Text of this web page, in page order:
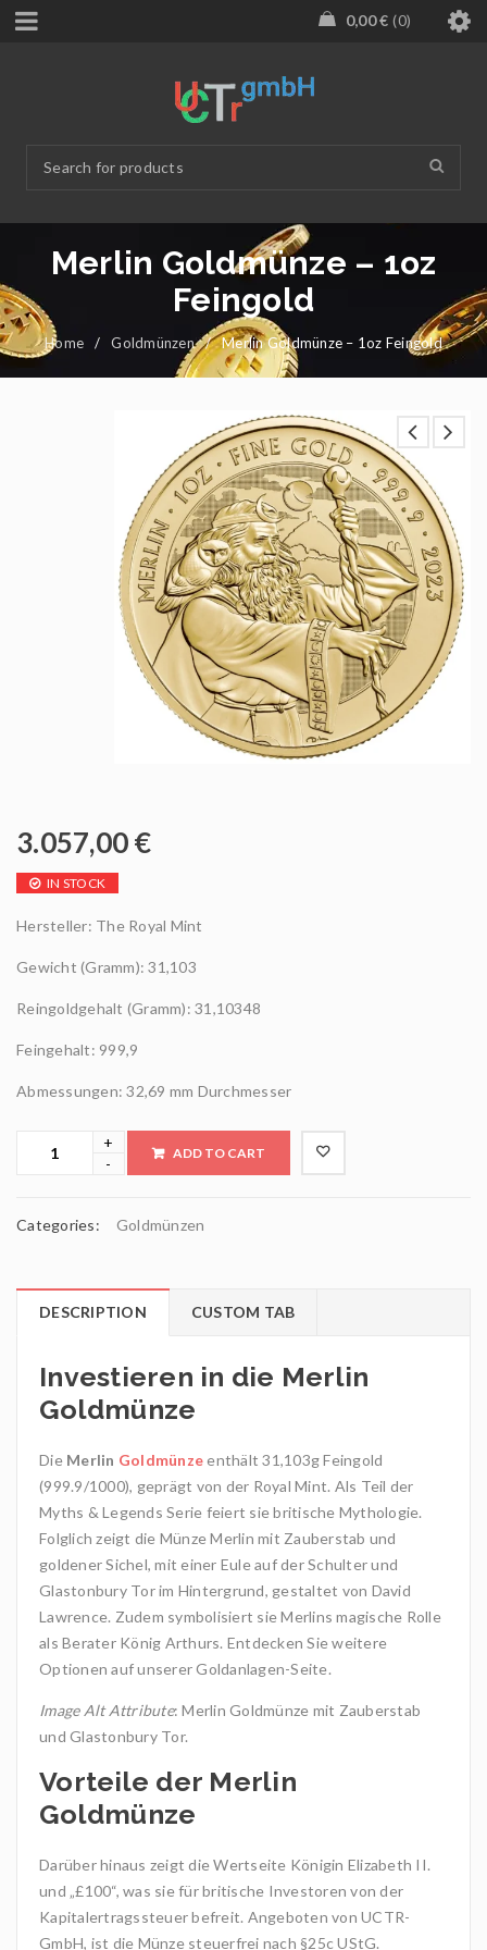
0,00€ 0
Merlin Goldmünze – 1oz
Feingold
Home / Goldmünzen / Merlin Goldmünze – 1oz Feingold
3.057,00€
IN STOCK
Hersteller: The Royal Mint
Gewicht (Gramm): 31,103
Reingoldgehalt (Gramm): 31,10348
Feingehalt: 999,9
Abmessungen: 32,69 mm Durchmesser
ADD TO CART
Categories: Goldmünzen
DESCRIPTION CUSTOM TAB
Investieren in die Merlin
Goldmünze
Die Merlin Goldmünzeenthält 31,103g Feingold
(999.9/1000), geprägt von der Royal Mint. Als Teil der
Myths & Legends Serie feiert sie britische Mythologie.
Folglich zeigt die Münze Merlin mit Zauberstab und
goldener Sichel, mit einer Eule auf der Schulter und
Glastonbury Tor im Hintergrund, gestaltet von David
Lawrence. Zudem symbolisiert sie Merlins magische Rolle
als Berater König Arthurs. Entdecken Sie weitere
Optionen auf unserer Goldanlagen-Seite.
Image Alt Attribute: Merlin Goldmünze mit Zauberstab
und Glastonbury Tor.
Vorteile der Merlin
Goldmünze
Darüber hinaus zeigt die Wertseite Königin Elizabeth II.
und „£100“, was sie für britische Investoren von der
Kapitalertragssteuer befreit. Angeboten von UCTR-
GmbH, ist die Münze steuerfrei nach §25c UStG.